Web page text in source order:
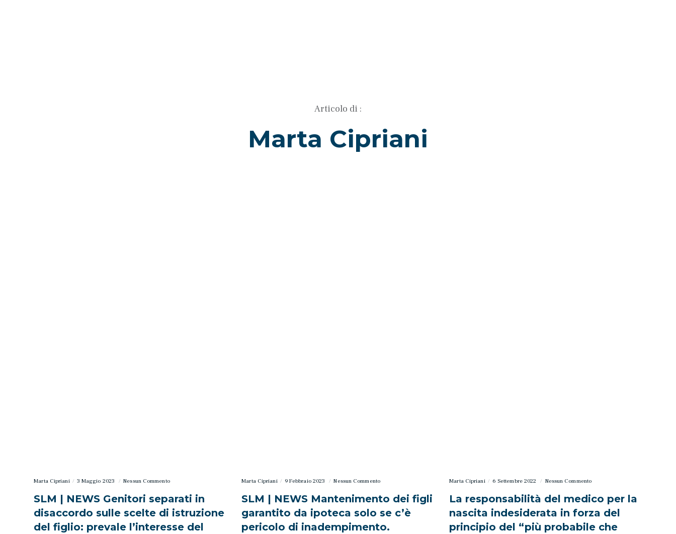
Articolo di :
Marta Cipriani
Marta Cipriani 3 Maggio 2023 Nessun Commento
SLM | NEWS Genitori separati in
disaccordo sulle scelte di istruzione
del figlio: prevale l’interesse del
Marta Cipriani 9 Febbraio 2023 Nessun Commento
SLM | NEWS Mantenimento dei figli
garantito da ipoteca solo se c’è
pericolo di inadempimento.
Marta Cipriani 6 Settembre 2022 Nessun Commento
La responsabilità del medico per la
nascita indesiderata in forza del
principio del “più probabile che